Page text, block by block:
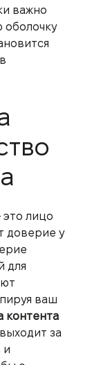
важно
оболочку
это лицо
доверие у
для
ваш
контента
выходит за
и